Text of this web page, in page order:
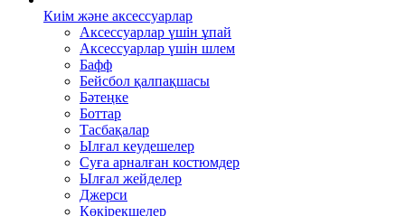
Киім және аксессуарлар
Аксессуарлар үшін ұпай
Аксессуарлар үшін шлем
Бафф
Бейсбол қалпақшасы
Бәтеңке
Боттар
Тасбақалар
Ылғал кеудешелер
Суға арналған костюмдер
Ылғал жейделер
Джерси
Көкірекшелер